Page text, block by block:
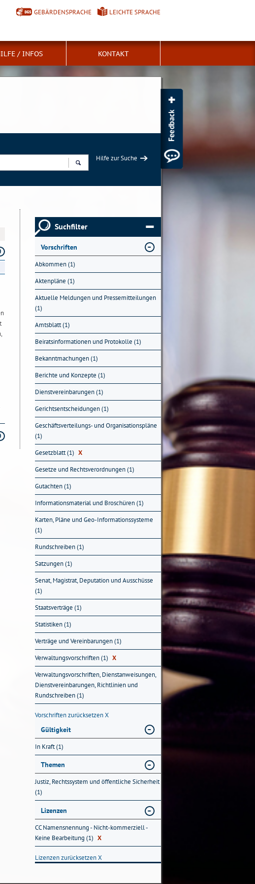
GEBÄRDENSPRACHE LEICHTE SPRACHE
/ INFOS KONTAKT
Hilfe zur Suche
Suchfilter
Vorschriften
Abkommen (1)
Aktenpläne (1)
Aktuelle Meldungen und Pressemitteilungen
(1)
Amtsblatt (1)
Beiratsinformationen und Protokolle (1)
Bekanntmachungen (1)
Berichte und Konzepte (1)
Dienstvereinbarungen (1)
Gerichtsentscheidungen (1)
Geschäftsverteilungs- und Organisationspläne
(1)
Gesetzblatt (1) X
Gesetze und Rechtsverordnungen (1)
Gutachten (1)
Informationsmaterial und Broschüren (1)
Karten, Pläne und Geo-Informationssysteme
(1)
Rundschreiben (1)
Satzungen (1)
Senat, Magistrat, Deputation und Ausschüsse
(1)
Staatsverträge (1)
Statistiken (1)
Verträge und Vereinbarungen (1)
Verwaltungsvorschriften (1) X
Verwaltungsvorschriften, Dienstanweisungen,
Dienstvereinbarungen, Richtlinien und
Rundschreiben (1)
Vorschriften zurücksetzenX
Gültigkeit
In Kraft (1)
Themen
Justiz, Rechtssystem und öffentliche Sicherheit
(1)
Lizenzen
CC Namensnennung - Nicht-kommerziell -
Keine Bearbeitung (1) X
Lizenzen zurücksetzenX